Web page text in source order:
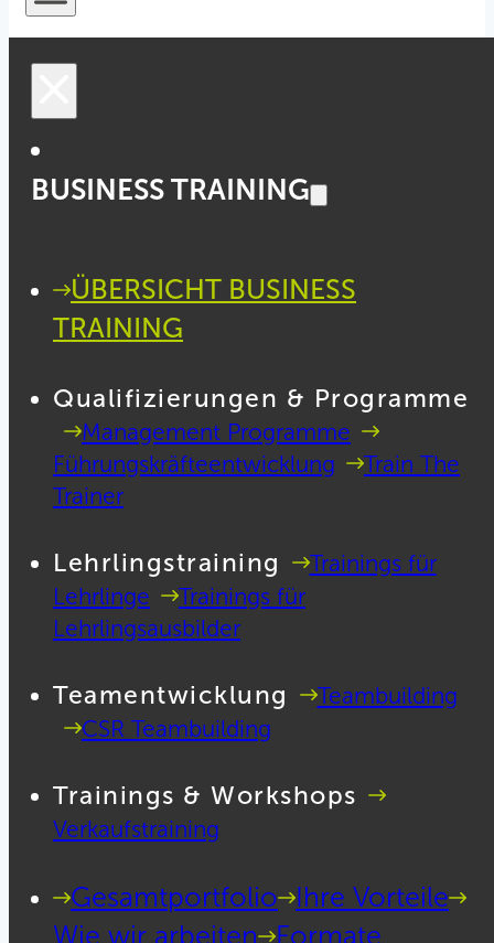
BUSINESS TRAINING
ÜBERSICHT BUSINESS
TRAINING
Qualifizierungen & Programme
Management Programme
Führungskräfteentwicklung
Train The
Trainer
Lehrlingstraining
Trainings für
Lehrlinge
Trainings für
Lehrlingsausbilder
Teamentwicklung
Teambuilding
CSR Teambuilding
Trainings & Workshops
Verkaufstraining
Gesamtportfolio
Ihre Vorteile